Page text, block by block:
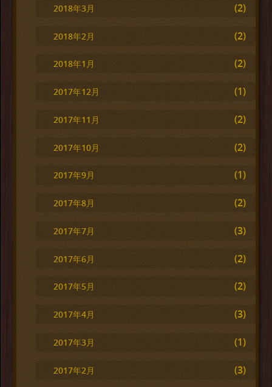
2018年3月 (2)
2018年2月 (2)
2018年1月 (2)
2017年12月 (1)
2017年11月 (2)
2017年10月 (2)
2017年9月 (1)
2017年8月 (2)
2017年7月 (3)
2017年6月 (2)
2017年5月 (2)
2017年4月 (3)
2017年3月 (1)
2017年2月 (3)